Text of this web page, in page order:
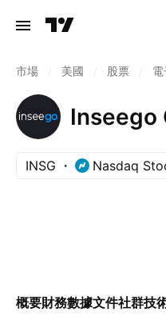
市場 美國 股票
Inseego
INSG Nasdaq
概要財務數據文件社群技